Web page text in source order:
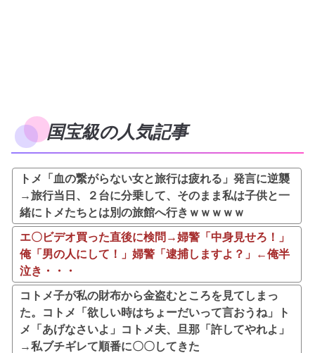
国宝級の人気記事
トメ「血の繋がらない女と旅行は疲れる」発言に逆襲
→旅行当日、２台に分乗して、そのまま私は子供と一
緒にトメたちとは別の旅館へ行きｗｗｗｗｗ
エ〇ビデオ買った直後に検問→婦警「中身見せろ！」
俺「男の人にして！」婦警「逮捕しますよ？」←俺半
泣き・・・
コトメ子が私の財布から金盗むところを見てしまっ
た。コトメ「欲しい時はちょーだいって言おうね」ト
メ「あげなさいよ」コトメ夫、旦那「許してやれよ」
→私ブチギレて順番に〇〇してきた